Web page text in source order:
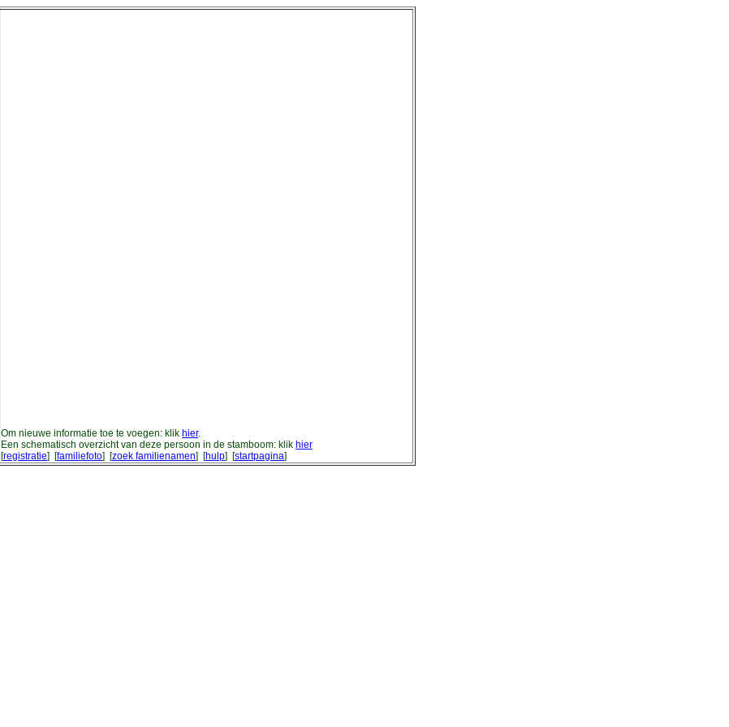
Om nieuwe informatie toe te voegen: klik hier.
Een schematisch overzicht van deze persoon in de stamboom: klik hier
[registratie] [familiefoto] [zoek familienamen] [hulp] [startpagina]